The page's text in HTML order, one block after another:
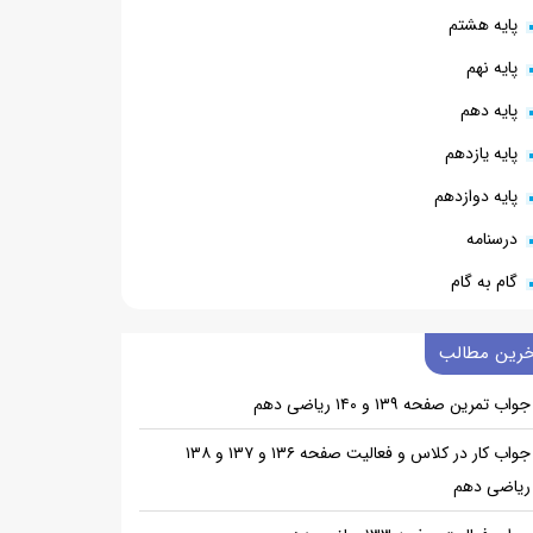
پایه هشتم
پایه نهم
پایه دهم
پایه یازدهم
پایه دوازدهم
درسنامه
گام به گام
مطالب
جواب تمرین صفحه ۱۳۹ و ۱۴۰ ریاضی دهم
جواب کار در کلاس و فعالیت صفحه ۱۳۶ و ۱۳۷ و ۱۳۸
ریاضی دهم